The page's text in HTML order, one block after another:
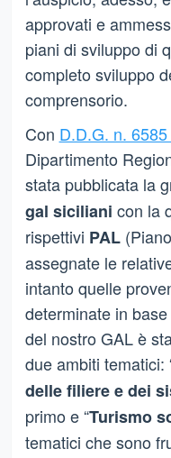
approvati e
piani di sviluppo di
completo sviluppo
comprensorio.
Con D.D.G. n.
Dipartimento
stata pubblicata la
gal siciliani con la
rispettivi PAL
assegnate le
intanto quelle
determinate in
del nostro GAL è
due ambiti tematici:
delle filiere e dei
primo e “Turismo
tematici che sono